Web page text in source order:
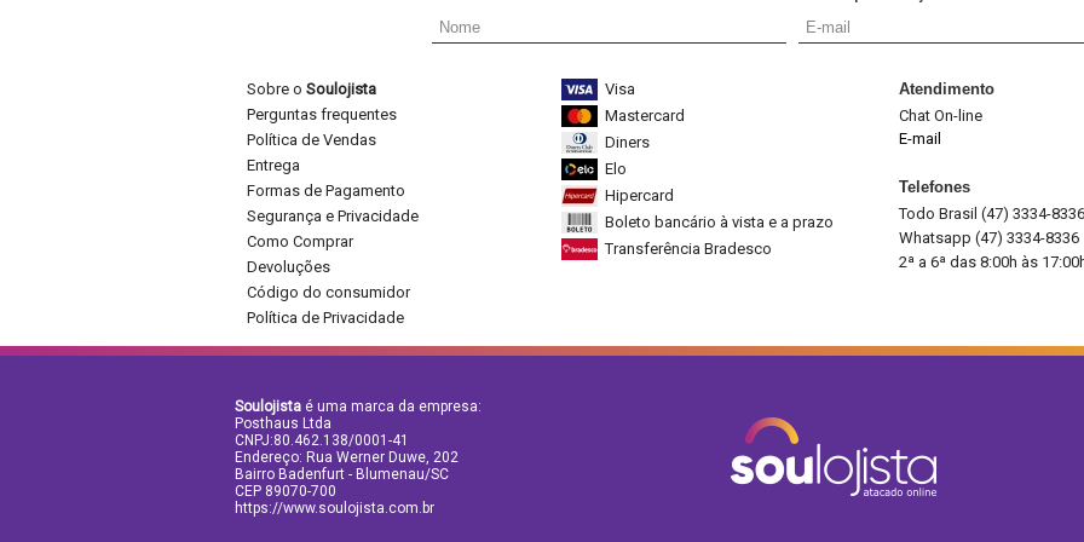
Sobre o Soulojista
Perguntas frequentes
Política de Vendas
Entrega
Formas de Pagamento
Segurança e Privacidade
Como Comprar
Devoluções
Código do consumidor
Política de Privacidade
Visa
Mastercard
Diners
Elo
Hipercard
Boleto bancário à vista e a prazo
Transferência Bradesco
Atendimento
Chat On-line
E-mail
Telefones
Todo Brasil (47) 3334-8336
Whatsapp (47) 3334-8336
2ª a 6ª das 8:00h às
Soulojista é uma marca da empresa:
Posthaus Ltda
CNPJ:80.462.138/0001-41
Endereço: Rua Werner Duwe, 202
Bairro Badenfurt - Blumenau/SC
CEP 89070-700
https://www.soulojista.com.br